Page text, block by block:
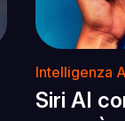
Intelligenza
Siri AI